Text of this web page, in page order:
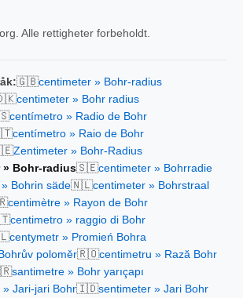
Alle rettigheter forbeholdt.
🇬🇧centimeter » Bohr-radius
centimeter » Bohr radius
centímetro » Radio de Bohr
centímetro » Raio de Bohr
Zentimeter » Bohr-Radius
» Bohr-radius🇸🇪centimeter » Bohrradie
Bohrin säde🇳🇱centimeter » Bohrstraal
centimètre » Rayon de Bohr
centimetro » raggio di Bohr
centymetr » Promień Bohra
poloměr🇷🇴centimetru » Rază Bohr
santimetre » Bohr yarıçapı
» Jari-jari Bohr🇮🇩sentimeter » Jari Bohr